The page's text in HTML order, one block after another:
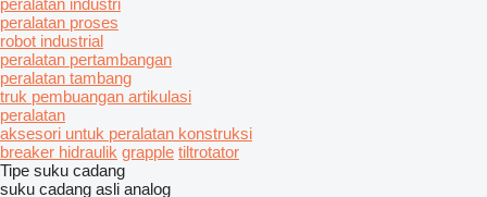
peralatan industri
peralatan proses
robot industrial
peralatan pertambangan
peralatan tambang
truk pembuangan artikulasi
peralatan
aksesori untuk peralatan konstruksi
breaker hidraulik grapple tiltrotator
Tipe suku cadang
suku cadang asli analog